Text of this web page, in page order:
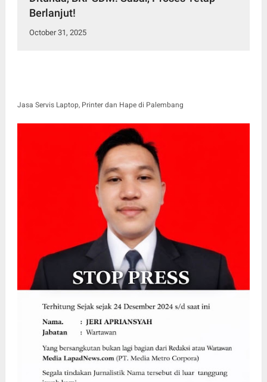
Berlanjut!
October 31, 2025
Jasa Servis Laptop, Printer dan Hape di Palembang